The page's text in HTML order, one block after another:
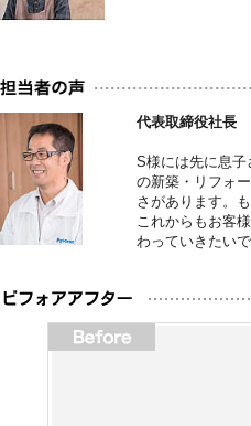
代表取締役社
S様には先に息
の新築・リフォ
さがあります。
これからもお客
わっていきたいで